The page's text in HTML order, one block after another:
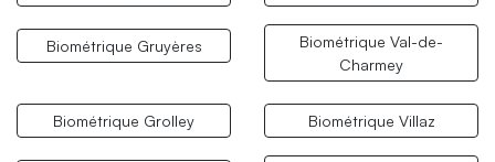
Biométrique Gruyères
Biométrique Val-de-
Charmey
Biométrique Grolley Biométrique Villaz